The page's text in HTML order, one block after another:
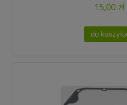
15,00 zł
do